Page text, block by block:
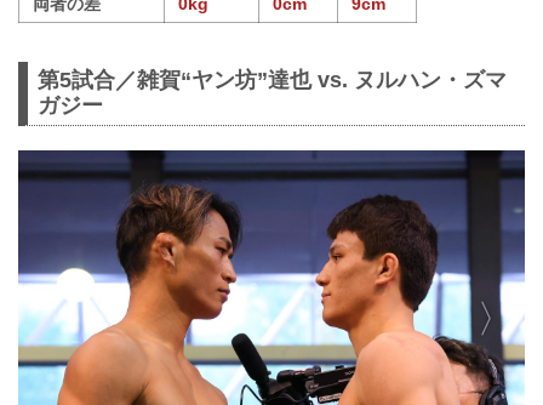
両者の差
0kg 0cm 9cm
第5試合／雑賀“ヤン坊”達也 vs. ヌルハン・ズマ
ガジー